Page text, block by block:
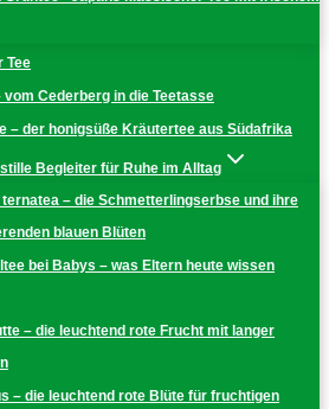
Tee
vom Cederberg in die Teetasse
– der honigsüße Kräutertee aus Südafrika
Begleiter für Ruhe im Alltag
– die Schmetterlingserbse und ihre
blauen Blüten
bei Babys – was Eltern heute wissen
– die leuchtend rote Frucht mit langer
– die leuchtend rote Blüte für fruchtigen